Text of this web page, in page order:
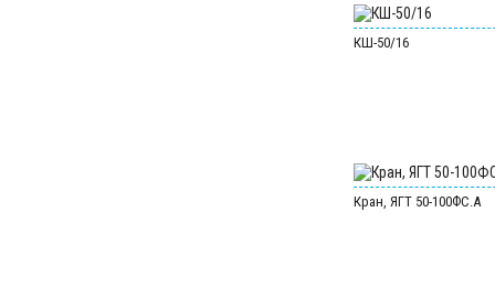
КШ-50/16
Кран, ЯГТ 50-100ФС.А